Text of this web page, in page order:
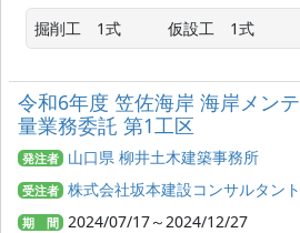
掘削工　1式　　　仮設工　1式
令和6年度 笠佐海岸 海岸メン
量業務委託 第1工区
発注者 山口県 柳井土木建築事務所
受注者 株式会社坂本建設コンサルタント
期 間 2024/07/17～2024/12/27